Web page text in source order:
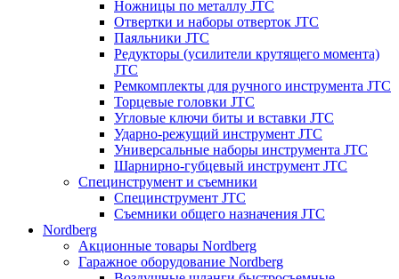
Ножницы по металлу JTC
Отвертки и наборы отверток JTC
Паяльники JTC
Редукторы (усилители крутящего момента)
JTC
Ремкомплекты для ручного инструмента JTC
Торцевые головки JTC
Угловые ключи биты и вставки JTC
Ударно-режущий инструмент JTC
Универсальные наборы инструмента JTC
Шарнирно-губцевый инструмент JTC
Специнструмент и съемники
Специнструмент JTC
Съемники общего назначения JTC
Nordberg
Акционные товары Nordberg
Гаражное оборудование Nordberg